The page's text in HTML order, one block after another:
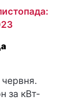
червня.
за кВт-